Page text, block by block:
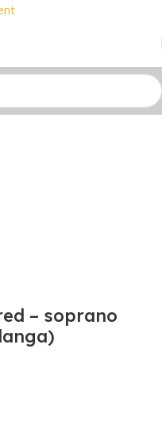
📦 Nemokamas
– soprano